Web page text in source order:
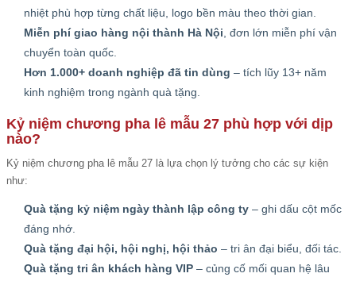
nhiệt phù hợp từng chất liệu, logo bền màu theo thời gian.
Miễn phí giao hàng nội thành Hà Nội , đơn lớn miễn phí vận
chuyển toàn quốc.
Hơn 1.000+ doanh nghiệp đã tin dùng – tích lũy 13+ năm
kinh nghiệm trong ngành quà tặng.
Kỷ niệm chương pha lê mẫu 27 phù hợp với dịp
nào?
Kỷ niệm chương pha lê mẫu 27 là lựa chọn lý tưởng cho các sự kiện
như:
Quà tặng kỷ niệm ngày thành lập công ty – ghi dấu cột mốc
đáng nhớ.
Quà tặng đại hội, hội nghị, hội thảo – tri ân đại biểu, đối tác.
Quà tặng tri ân khách hàng VIP – củng cố mối quan hệ lâu